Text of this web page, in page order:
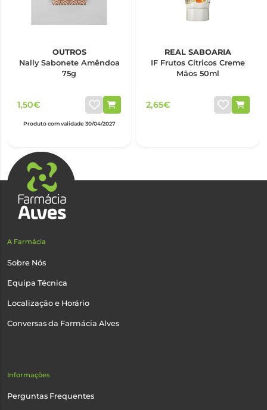
OUTROS
Nally Sabonete Amêndoa
75g
1,50€
Produto com validade 30/04/2027
REAL SABOARIA
IF Frutos Cítricos Creme
Mãos 50ml
2,65€
A Farmácia
Sobre Nós
Equipa Técnica
Localização e Horário
Conversas da Farmácia Alves
Informações
Perguntas Frequentes